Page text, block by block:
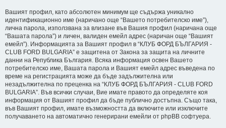
Вашият профил, като абсолютен минимум ще съдържа уникално
идентификационно име (наричано още “Вашето потребителско име”),
лична парола, използвана за влизане във Вашия профил (наричана още
“Вашата парола”) и личен, валиден емейл адрес (наричан още “Вашият
емейл”). Информацията за Вашият профил в “КЛУБ ФОРД БЪЛГАРИЯ -
CLUB FORD BULGARIA” е защитена от Закона за защита на личните
данни на Република България. Всяка информация освен Вашето
потребителско име, Вашата парола и Вашият емейл адрес въведена по
време на регистрацията може да бъде задължителна или
незадължителна по преценка на “КЛУБ ФОРД БЪЛГАРИЯ - CLUB FORD
BULGARIA”. Във всички случаи, Вие имате правото да определяте коя
информация от Вашият профил да бъде публично достъпна. Също така,
във Вашият профил, имате възможността да включите или изключите
получаването на автоматично генерирани емейли от phpBB софтуера.